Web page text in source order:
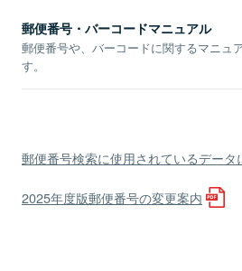
郵便番号・バーコードマニュアル
郵便番号や、バーコードに関するマニュ
す。
郵便番号検索に使用されているデータ
2025年度版郵便番号の変更案内